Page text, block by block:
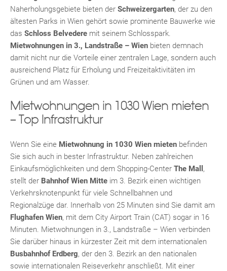
KLIS
Naherholungsgebiete bieten der Schweizergarten, der zu den
ältesten Parks in Wien gehört sowie prominente Bauwerke wie
das Schloss Belvedere mit seinem Schlosspark.
Mietwohnungen in 3., Landstraße – Wien bieten demnach
damit nicht nur die Vorteile einer zentralen Lage, sondern auch
ausreichend Platz für Erholung und Freizeitaktivitäten im
Grünen und am Wasser.
Mietwohnungen in 1030 Wien mieten
– Top Infrastruktur
Wenn Sie eine Mietwohnung in 1030 Wien mieten befinden
Sie sich auch in bester Infrastruktur. Neben zahlreichen
Einkaufsmöglichkeiten und dem Shopping-Center The Mall ,
stellt der Bahnhof Wien Mitte im 3. Bezirk einen wichtigen
Verkehrsknotenpunkt für viele Schnellbahnen und
Regionalzüge dar. Innerhalb von 25 Minuten sind Sie damit am
Flughafen Wien, mit dem City Airport Train (CAT) sogar in 16
Minuten. Mietwohnungen in 3., Landstraße – Wien verbinden
Sie darüber hinaus in kürzester Zeit mit dem internationalen
Busbahnhof Erdberg, der den 3. Bezirk an den nationalen
sowie internationalen Reiseverkehr anschließt. Mit einer